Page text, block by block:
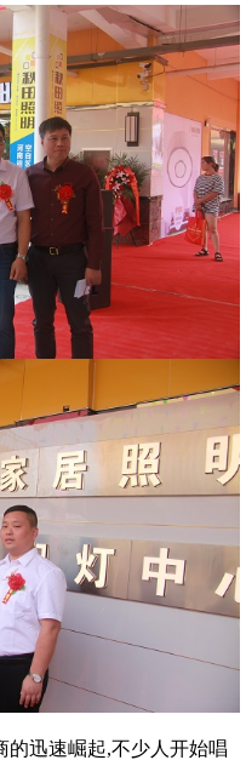
的迅速崛起,不少人开始唱